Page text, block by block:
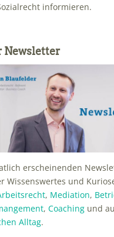
informieren.
erscheinenden
Wissenswertes und
, Mediation,
, Coachingund
Alltag.